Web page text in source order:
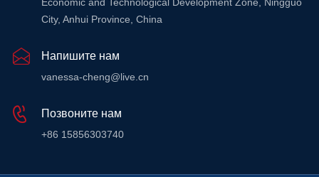
City, Anhui Province, China
Напишите нам
vanessa-cheng@live.cn
Позвоните нам
+86 15856303740